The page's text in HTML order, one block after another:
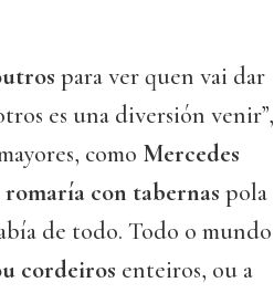
para ver quen vai dar
es una diversión venir”,
como Mercedes
romaría con tabernas pola
de todo. Todo o mundo
cordeiros enteiros, ou a